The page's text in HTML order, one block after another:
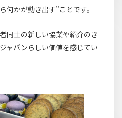
何かが動き出す”ことです。
同士の新しい協業や紹介のき
ャパンらしい価値を感じてい